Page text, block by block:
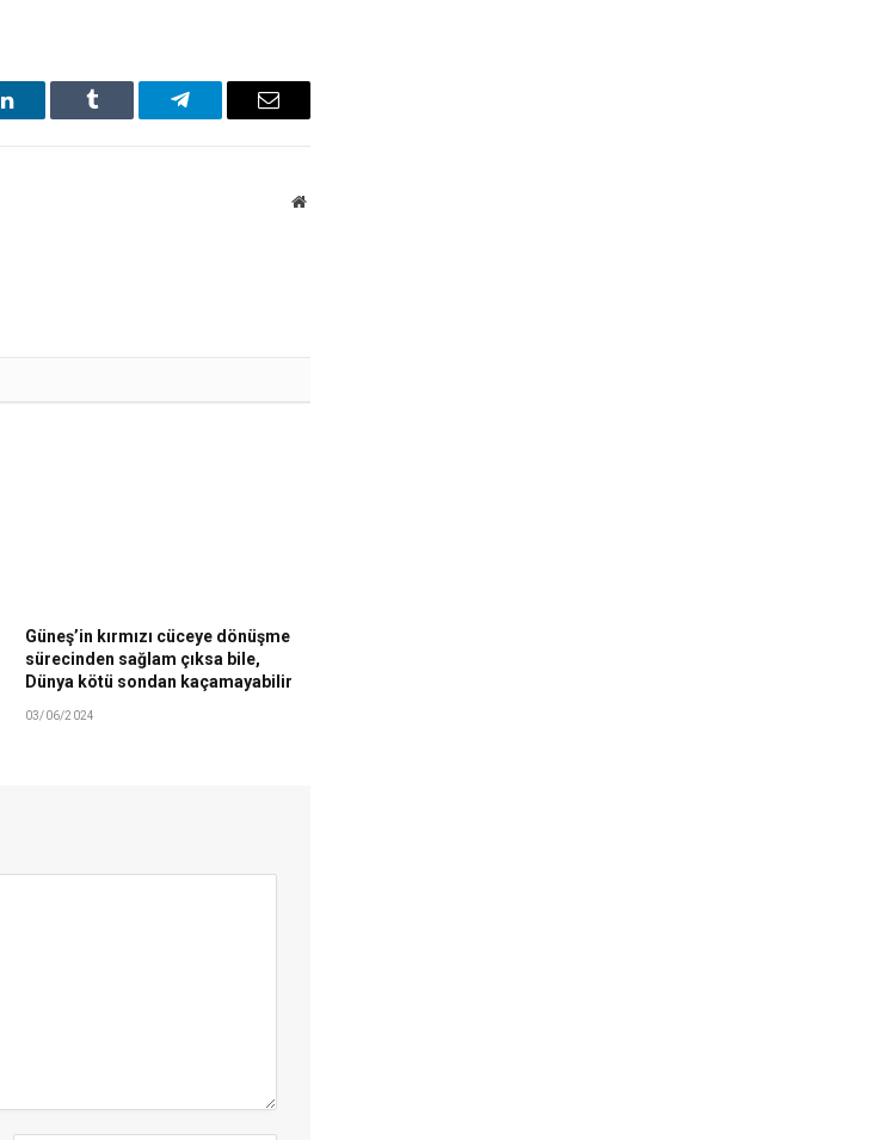
LinkedIn Tumblr Telegram Email
Website
Güneş’in kırmızı cüceye dönüşme
sürecinden sağlam çıksa bile,
Dünya kötü sondan kaçamayabilir
03/06/2024